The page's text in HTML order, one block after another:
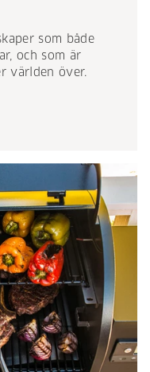
som både
och som är
världen över.